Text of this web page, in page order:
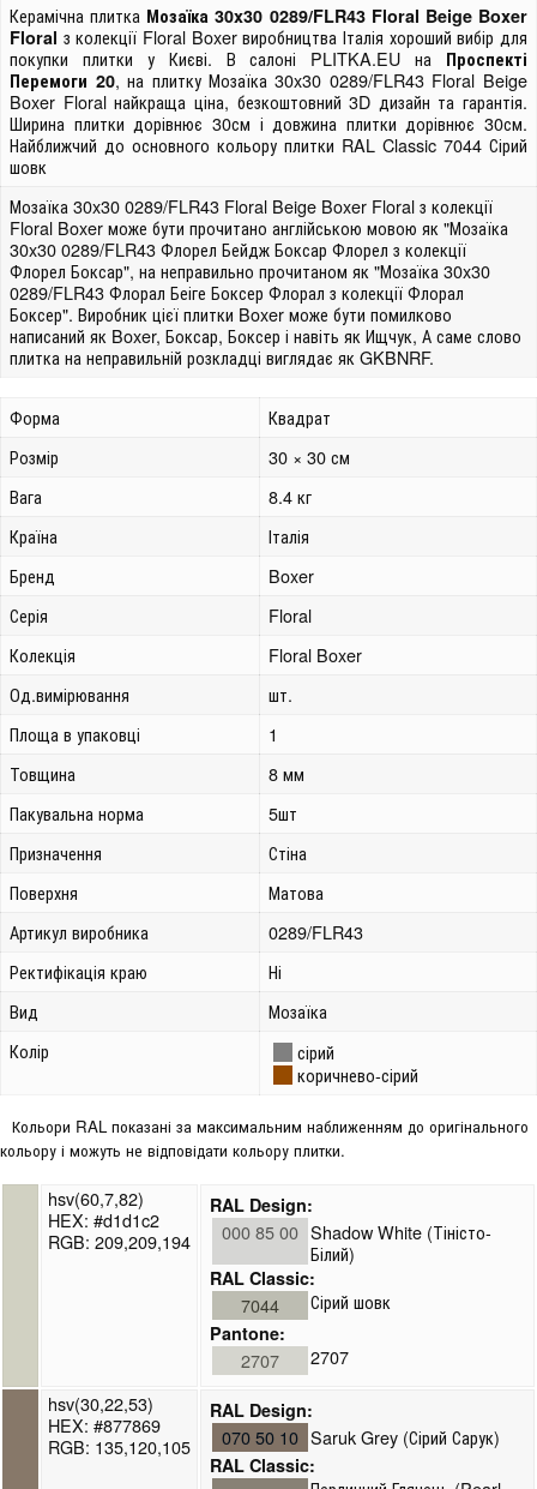
Керамічна плитка Мозаїка 30x30 0289/FLR43 Floral Beige Boxer
Floral з колекції Floral Boxer виробництва Італія хороший вибір для
покупки плитки у Києві. В салоні PLITKA.EU на Проспекті
Перемоги 20, на плитку Мозаїка 30x30 0289/FLR43 Floral Beige
Boxer Floral найкраща ціна, безкоштовний 3D дизайн та гарантія.
Ширина плитки дорівнює 30см і довжина плитки дорівнює 30см.
Найближчий до основного кольору плитки RAL Classic 7044 Сірий
шовк
Мозаїка 30x30 0289/FLR43 Floral Beige Boxer Floral з колекції
Floral Boxer може бути прочитано англійською мовою як "Мозаїка
30x30 0289/FLR43 Флорел Бейдж Боксар Флорел з колекції
Флорел Боксар", на неправильно прочитаном як "Мозаїка 30x30
0289/FLR43 Флорал Беіге Боксер Флорал з колекції Флорал
Боксер". Виробник цієї плитки Boxer може бути помилково
написаний як Boxer, Боксар, Боксер і навіть як Ищчук, А саме слово
плитка на неправильній розкладці виглядає як GKBNRF.
Форма
Квадрат
Розмір
30 × 30 см
Вага
8.4 кг
Країна
Італія
Бренд
Boxer
Серія
Floral
Колекція
Floral Boxer
Од.вимірювання
шт.
Площа в упаковці
1
Товщина
8 мм
Пакувальна норма
5шт
Призначення
Стіна
Поверхня
Матова
Артикул виробника
0289/FLR43
Ректифікація краю
Ні
Вид
Мозаїка
Колір
сірий
коричнево-сірий
Кольори RAL показані за максимальним наближенням до оригінального
кольору і можуть не відповідати кольору плитки.
hsv(60,7,82)
HEX: #d1d1c2
RGB: 209,209,194
RAL Design:
000 85 00 Shadow White (Тіністо-
Білий)
RAL Classic:
7044 Сірий шовк
Pantone:
2707
2707
hsv(30,22,53)
HEX: #877869
RGB: 135,120,105
RAL Design:
070 50 10 Saruk Grey (Сірий Сарук)
RAL Classic: